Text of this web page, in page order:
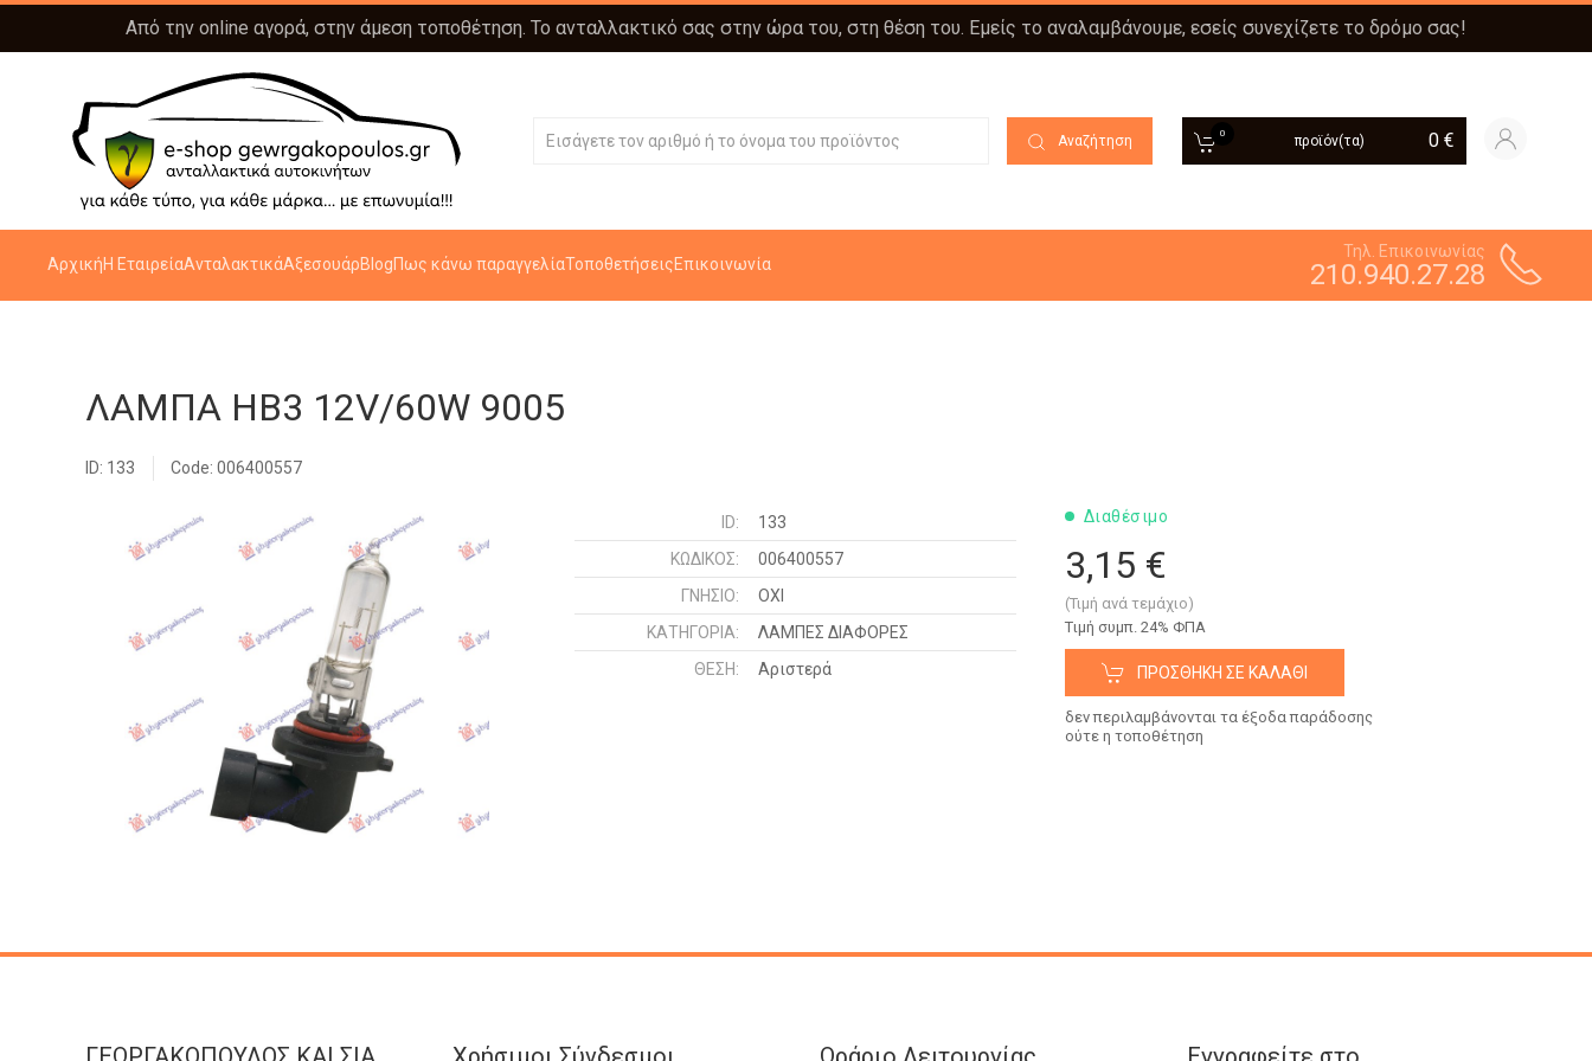
Από την online αγορά, στην άμεση τοποθέτηση. Το ανταλλακτικό σας στην ώρα του, στη θέση του. Εμείς το αναλαμβάνουμε, εσείς συνεχίζετε το δρόμο σας!
Αναζήτηση 0 προϊόν(τα) 0 €
ΑρχικήΗ ΕταιρείαΑνταλακτικάΑξεσουάρBlogΠως κάνω παραγγελίαΤοποθετήσειςΕπικοινωνία
Τηλ. Επικοινωνίας
210.940.27.28
ΛΑΜΠΑ HB3 12V/60W 9005
ID: 133 Code: 006400557
ID:
133
ΚΩΔΙΚΌΣ:
006400557
ΓΝΉΣΙΟ:
ΟΧΙ
ΚΑΤΗΓΟΡΊΑ:
ΛΑΜΠΕΣ ΔΙΑΦΟΡΕΣ
ΘΈΣΗ:
Αριστερά
Διαθέσιμο
3,15 €
(Τιμή ανά τεμάχιο)
Tιμή συμπ. 24% ΦΠΑ
ΠΡΟΣΘΉΚΗ ΣΕ ΚΑΛΆΘΙ
δεν περιλαμβάνονται τα έξοδα παράδοσης
ούτε η τοποθέτηση